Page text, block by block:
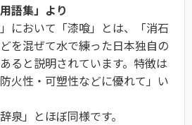
語集」より
において「漆喰」とは、「消石
を混ぜて水で練った日本独自の
ると説明されています。特徴は
火性・可塑性などに優れて」い
泉」とほぼ同様です。